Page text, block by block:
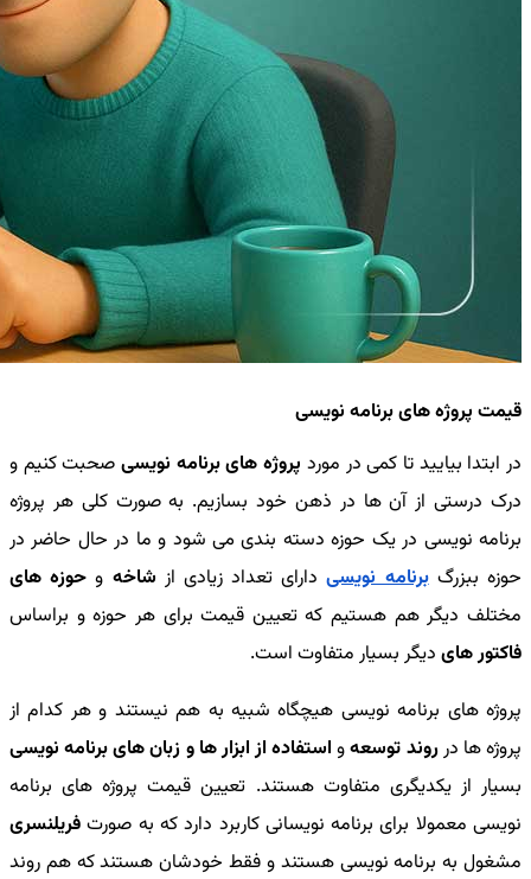
قیمت پروژه های برنامه نویسی
در ابتدا بیایید تا کمی در مورد پروژه های برنامه نویسیصحبت کنیم و
درک درستی از آن ها در ذهن خود بسازیم. به صورت کلی هر پروژه
برنامه نویسی در یک حوزه دسته بندی می شود و ما در حال حاضر در
حوزه ببزرگبرنامه نویسیدارای تعداد زیادی از شاخه و حوزه های
مختلف دیگر هم هستیم که تعیین قیمت برای هر حوزه و براساس
فاکتور های دیگر بسیار متفاوت است.
پروژه های برنامه نویسی هیچگاه شبیه به هم نیستند و هر کدام از
پروژه ها درروند توسعهو استفاده از ابزار ها و زبان های برنامه نویسی
بسیار از یکدیگری متفاوت هستند. تعیین قیمت پروژه های برنامه
نویسی معمولا برای برنامه نویسانی کاربرد دارد که به صورت فریلنسری
مشغول به برنامه نویسی هستند و فقط خودشان هستند که هم روند